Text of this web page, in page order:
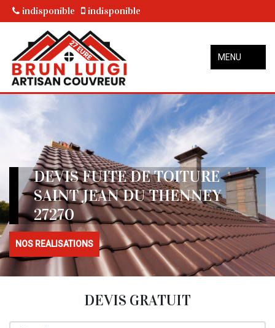
indisponible indisponible
MENU
DEVIS FUITE DE TOITURE
SAINT JEAN DU THENNEY
27270
NOS REALISATIONS
DEVIS GRATUIT